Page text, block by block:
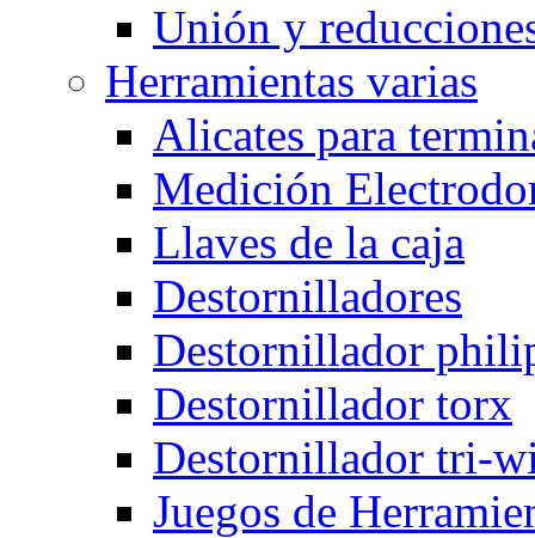
Unión y
Herramientas varias
Alicates para
Medición
Llaves de la caja
Destornilladores
Destornillador
Destornillador torx
Destornillador tri-
Juegos de